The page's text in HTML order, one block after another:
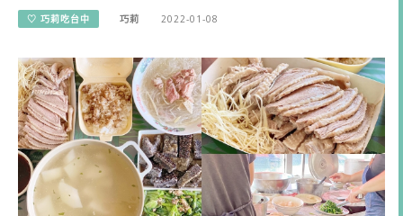
♡ 巧莉吃台中 巧莉 2022-01-08